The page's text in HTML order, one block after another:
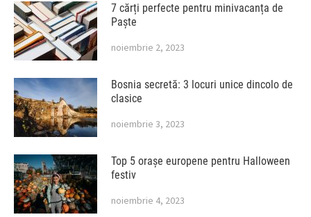
7 cărți perfecte pentru minivacanța de
Paște
noiembrie 2, 2023
Bosnia secretă: 3 locuri unice dincolo de
clasice
noiembrie 3, 2023
Top 5 orașe europene pentru Halloween
festiv
noiembrie 4, 2023